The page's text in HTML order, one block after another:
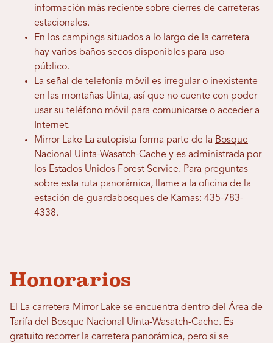
información más reciente sobre cierres de carreteras
estacionales.
En los campings situados a lo largo de la carretera
hay varios baños secos disponibles para uso
público.
La señal de telefonía móvil es irregular o inexistente
en las montañas Uinta, así que no cuente con poder
usar su teléfono móvil para comunicarse o acceder a
Internet.
Mirror Lake La autopista forma parte de la Bosque
Nacional Uinta-Wasatch-Cache y es administrada por
los Estados Unidos Forest Service. Para preguntas
sobre esta ruta panorámica, llame a la oficina de la
estación de guardabosques de Kamas: 435-783-
4338.
Honorarios
El
La carretera Mirror Lake se encuentra dentro del Área de
Tarifa del Bosque Nacional Uinta-Wasatch-Cache. Es
gratuito recorrer la carretera panorámica, pero si se